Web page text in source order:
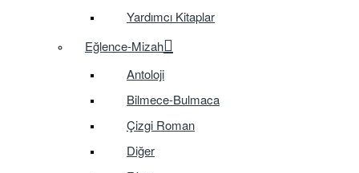
Yardımcı Kitaplar
Eğlence-Mizah
Antoloji
Bilmece-Bulmaca
Çizgi Roman
Diğer